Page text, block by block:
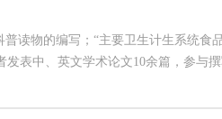
读物的编写；“主要卫生计生系统食
发表中、英文学术论文10余篇，参与